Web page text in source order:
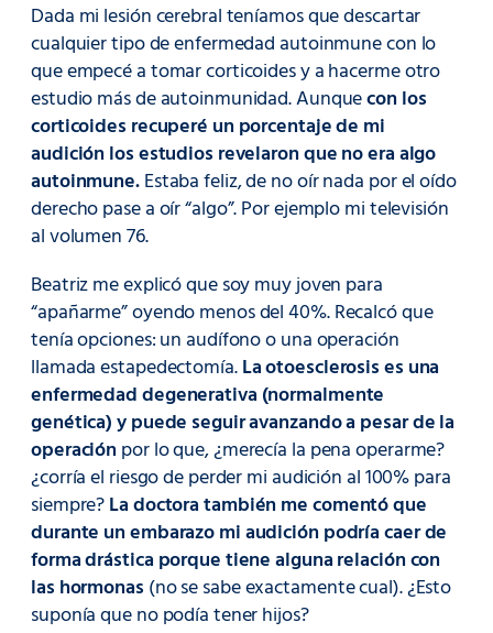
Dada mi lesión cerebral teníamos que descartar
cualquier tipo de enfermedad autoinmune con lo
que empecé a tomar corticoides y a hacerme otro
estudio más de autoinmunidad. Aunquecon los
corticoides recuperé un porcentaje de mi
audición los estudios revelaron que no era algo
autoinmune.Estaba feliz, de no oír nada por el oído
derecho pase a oír “algo”. Por ejemplo mi televisión
al volumen 76.
Beatriz me explicó que soy muy joven para
“apañarme” oyendo menos del 40%. Recalcó que
tenía opciones: un audífono o una operación
llamada estapedectomía.La otoesclerosis es una
enfermedad degenerativa (normalmente
genética) y puede seguir avanzando a pesar de la
operaciónpor lo que, ¿merecía la pena operarme?
¿corría el riesgo de perder mi audición al 100% para
siempre?La doctora también me comentó que
durante un embarazo mi audición podría caer de
forma drástica porque tiene alguna relación con
las hormonas (no se sabe exactamente cual). ¿Esto
suponía que no podía tener hijos?